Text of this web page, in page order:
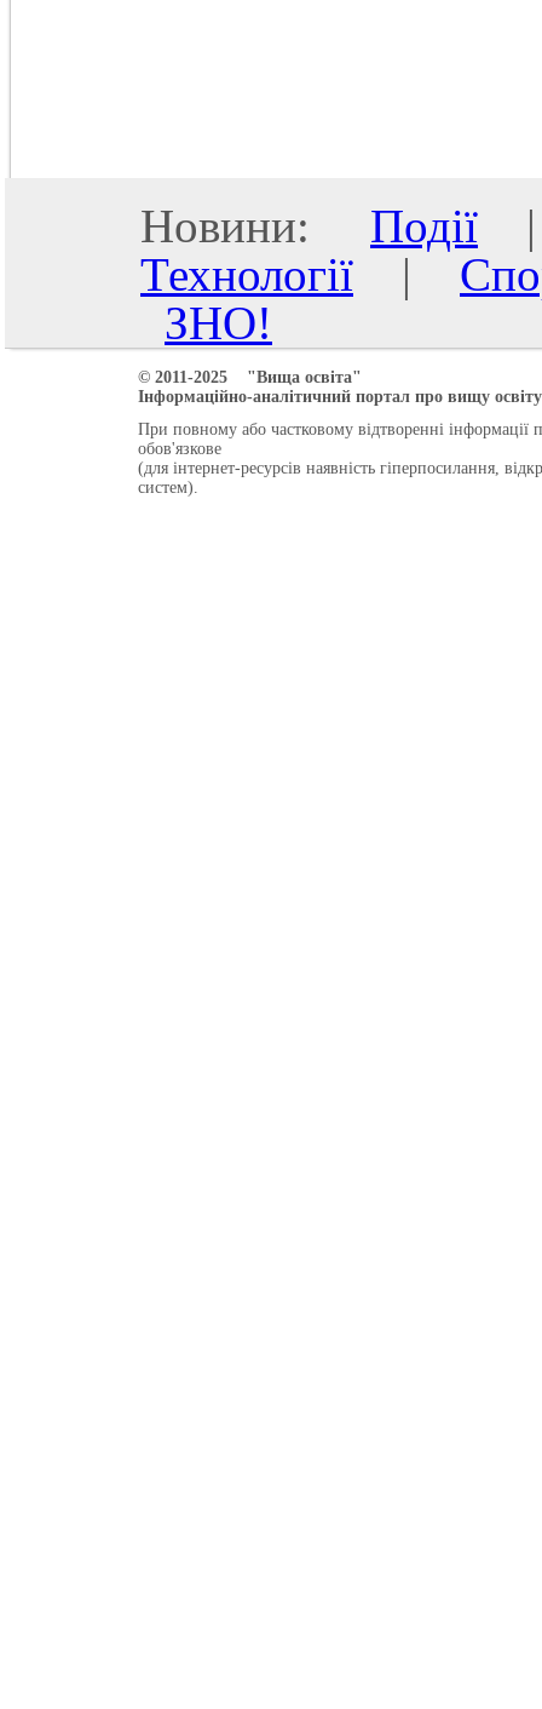
Новини: Події
Технології |
ЗНО!
© 2011-2025 "Вища освіта"
Інформаційно-аналітичний портал про вищу
При повному або частковому відтворенні інформації
обов'язкове
(для інтернет-ресурсів наявність гіперпосилання,
систем).